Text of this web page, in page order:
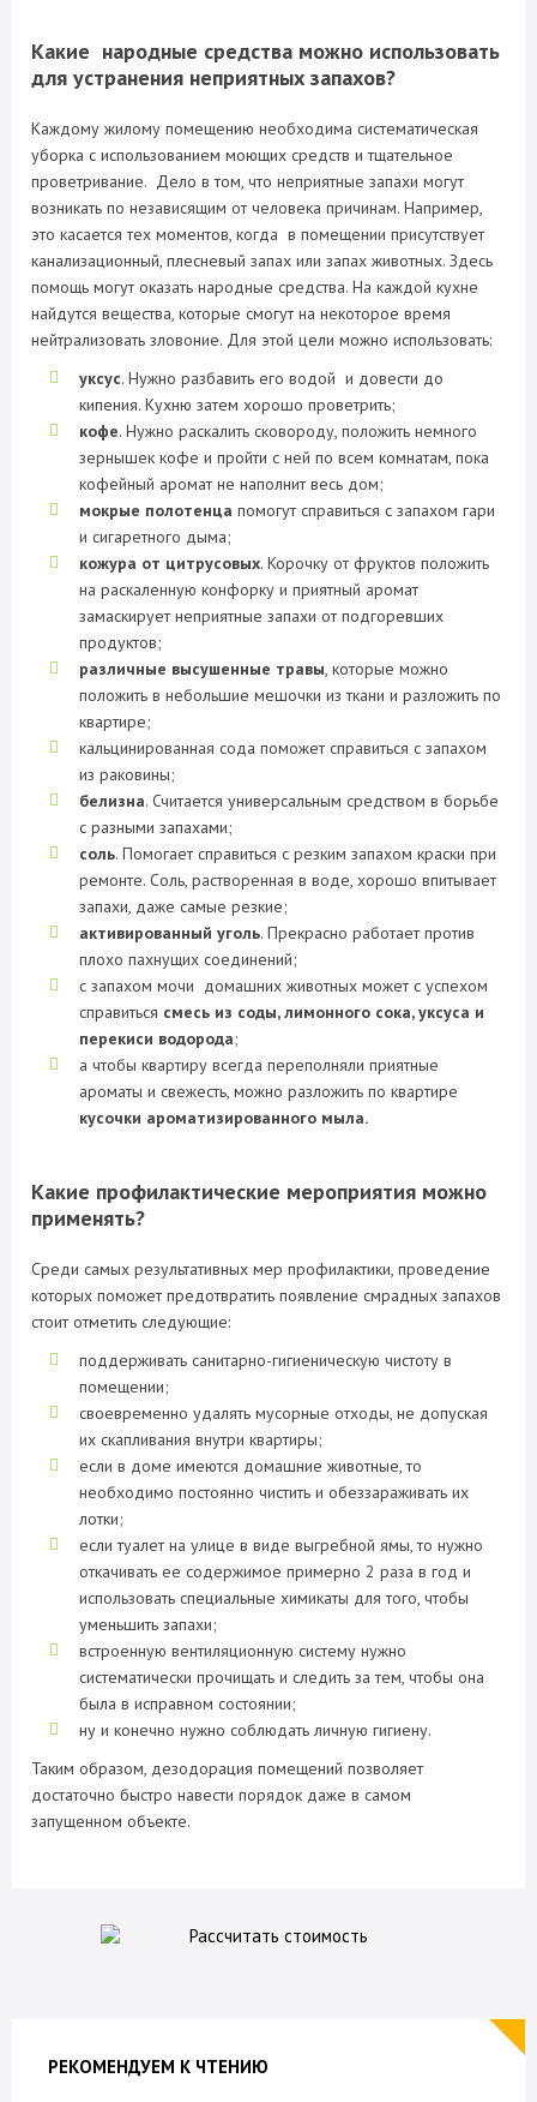
Какие народные средства можно использовать
для устранения неприятных запахов?
Каждому жилому помещению необходима систематическая
уборка с использованием моющих средств и тщательное
проветривание. Дело в том, что неприятные запахи могут
возникать по независящим от человека причинам. Например,
это касается тех моментов, когда в помещении присутствует
канализационный, плесневый запах или запах животных. Здесь
помощь могут оказать народные средства. На каждой кухне
найдутся вещества, которые смогут на некоторое время
нейтрализовать зловоние. Для этой цели можно использовать:
уксус. Нужно разбавить его водой и довести до
кипения. Кухню затем хорошо проветрить;
кофе. Нужно раскалить сковороду, положить немного
зернышек кофе и пройти с ней по всем комнатам, пока
кофейный аромат не наполнит весь дом;
мокрые полотенца помогут справиться с запахом гари
и сигаретного дыма;
кожура от цитрусовых. Корочку от фруктов положить
на раскаленную конфорку и приятный аромат
замаскирует неприятные запахи от подгоревших
продуктов;
различные высушенные травы, которые можно
положить в небольшие мешочки из ткани и разложить по
квартире;
кальцинированная сода поможет справиться с запахом
из раковины;
белизна. Считается универсальным средством в борьбе
с разными запахами;
соль. Помогает справиться с резким запахом краски при
ремонте. Соль, растворенная в воде, хорошо впитывает
запахи, даже самые резкие;
активированный уголь. Прекрасно работает против
плохо пахнущих соединений;
с запахом мочи домашних животных может с успехом
справиться смесь из соды, лимонного сока, уксуса и
перекиси водорода;
а чтобы квартиру всегда переполняли приятные
ароматы и свежесть, можно разложить по квартире
кусочки ароматизированного мыла.
Какие профилактические мероприятия можно
применять?
Среди самых результативных мер профилактики, проведение
которых поможет предотвратить появление смрадных запахов
стоит отметить следующие:
поддерживать санитарно-гигиеническую чистоту в
помещении;
своевременно удалять мусорные отходы, не допуская
их скапливания внутри квартиры;
если в доме имеются домашние животные, то
необходимо постоянно чистить и обеззараживать их
лотки;
если туалет на улице в виде выгребной ямы, то нужно
откачивать ее содержимое примерно 2 раза в год и
использовать специальные химикаты для того, чтобы
уменьшить запахи;
встроенную вентиляционную систему нужно
систематически прочищать и следить за тем, чтобы она
была в исправном состоянии;
ну и конечно нужно соблюдать личную гигиену.
Таким образом, дезодорация помещений позволяет
достаточно быстро навести порядок даже в самом
запущенном объекте.
РЕКОМЕНДУЕМ К ЧТЕНИЮ